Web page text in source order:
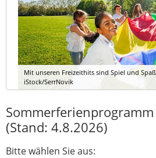
Mit unseren Freizeithits sind Spiel und
iStock/SerrNovik
(Stand: 4.8.2026)
Bitte wählen Sie aus: